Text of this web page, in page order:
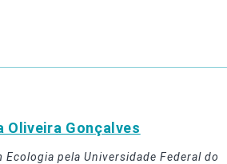
Oliveira Gonçalves
Ecologia pela Universidade Federal do